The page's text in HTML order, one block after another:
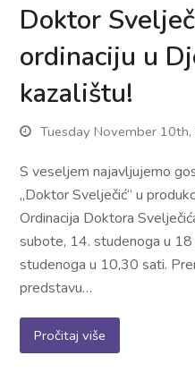
Doktor
ordinaciju u
kazalištu!
Tuesday November
S veseljem najavljujemo
„Doktor Svelječić“ u
Ordinacija Doktora
subote, 14. studenoga u
studenoga u 10,30 sati.
predstavu…
Pročitaj više